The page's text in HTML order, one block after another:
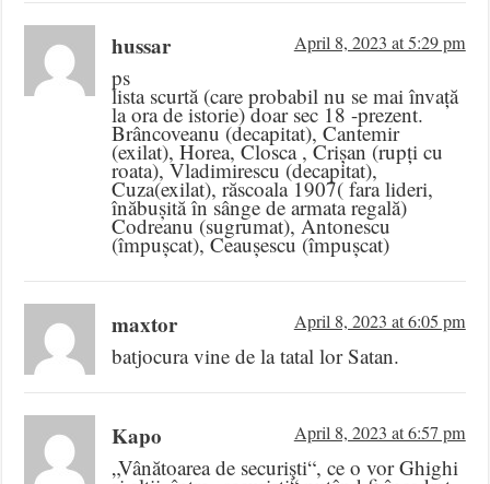
hussar April 8, 2023 at 5:29 pm
ps
lista scurtă (care probabil nu se mai învață
la ora de istorie) doar sec 18 -prezent.
Brâncoveanu (decapitat), Cantemir
(exilat), Horea, Closca , Crișan (rupți cu
roata), Vladimirescu (decapitat),
Cuza(exilat), răscoala 1907( fara lideri,
înăbușită în sânge de armata regală)
Codreanu (sugrumat), Antonescu
(împușcat), Ceaușescu (împușcat)
maxtor April 8, 2023 at 6:05 pm
batjocura vine de la tatal lor Satan.
Kapo April 8, 2023 at 6:57 pm
„Vânătoarea de securişti“, ce o vor Ghighi